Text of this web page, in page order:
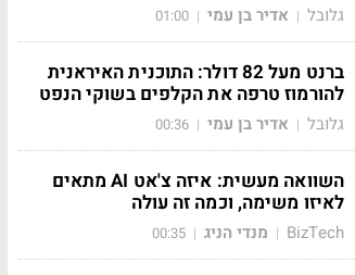
גלובל | אדיר בן עמי |
01:00
ברנט מעל 82 דולר: התוכנית האיראנית
להורמוז טרפה את הקלפים בשוקי הנפט
גלובל | אדיר בן עמי |
00:36
השוואה מעשית: איזה צ'אט AI מתאים
לאיזו משימה, וכמה זה עולה
BizTech
| מנדי הניג |
00:35